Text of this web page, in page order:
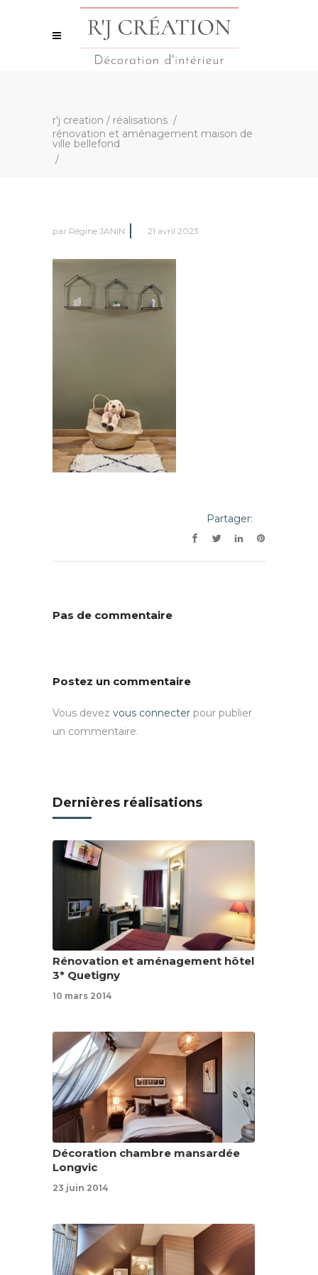
r'j creation / réalisations /
rénovation et aménagement maison de
ville bellefond
/
par Régine JANIN 21 avril 2023
Partager:
Pas de commentaire
Postez un commentaire
Vous devez vous connecter pour publier
un commentaire.
Dernières réalisations
Rénovation et aménagement hôtel
3* Quetigny
10 mars 2014
Décoration chambre mansardée
Longvic
23 juin 2014